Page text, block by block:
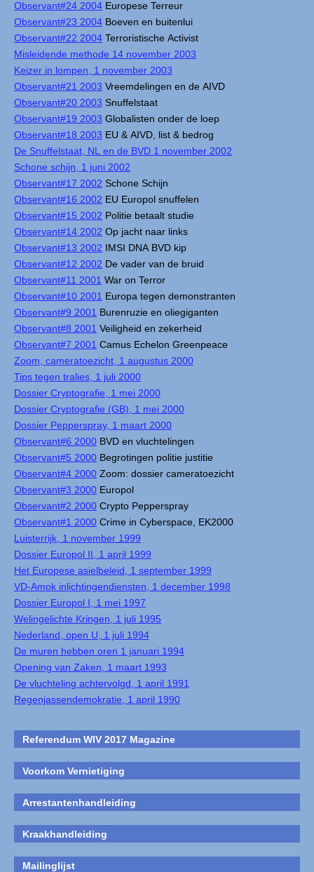
Observant#24 2004 Europese Terreur
Observant#23 2004 Boeven en buitenlui
Observant#22 2004 Terroristische Activist
Misleidende methode 14 november 2003
Keizer in lompen, 1 november 2003
Observant#21 2003 Vreemdelingen en de AIVD
Observant#20 2003 Snuffelstaat
Observant#19 2003 Globalisten onder de loep
Observant#18 2003 EU & AIVD, list & bedrog
De Snuffelstaat, NL en de BVD 1 november 2002
Schone schijn, 1 juni 2002
Observant#17 2002 Schone Schijn
Observant#16 2002 EU Europol snuffelen
Observant#15 2002 Politie betaalt studie
Observant#14 2002 Op jacht naar links
Observant#13 2002 IMSI DNA BVD kip
Observant#12 2002 De vader van de bruid
Observant#11 2001 War on Terror
Observant#10 2001 Europa tegen demonstranten
Observant#9 2001 Burenruzie en oliegiganten
Observant#8 2001 Veiligheid en zekerheid
Observant#7 2001 Camus Echelon Greenpeace
Zoom, cameratoezicht, 1 augustus 2000
Tips tegen tralies, 1 juli 2000
Dossier Cryptografie, 1 mei 2000
Dossier Cryptografie (GB), 1 mei 2000
Dossier Pepperspray, 1 maart 2000
Observant#6 2000 BVD en vluchtelingen
Observant#5 2000 Begrotingen politie justitie
Observant#4 2000 Zoom: dossier cameratoezicht
Observant#3 2000 Europol
Observant#2 2000 Crypto Pepperspray
Observant#1 2000 Crime in Cyberspace, EK2000
Luisterrijk, 1 november 1999
Dossier Europol II, 1 april 1999
Het Europese asielbeleid, 1 september 1999
VD-Amok inlichtingendiensten, 1 december 1998
Dossier Europol I, 1 mei 1997
Welingelichte Kringen, 1 juli 1995
Nederland, open U, 1 juli 1994
De muren hebben oren 1 januari 1994
Opening van Zaken, 1 maart 1993
De vluchteling achtervolgd, 1 april 1991
Regenjassendemokratie, 1 april 1990
Referendum WIV 2017 Magazine
Voorkom Vernietiging
Arrestantenhandleiding
Kraakhandleiding
Mailinglijst